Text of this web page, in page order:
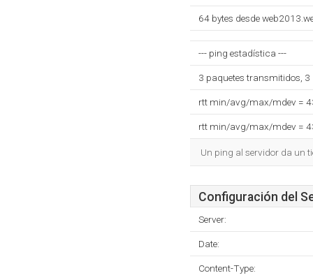
64 bytes desde
--- ping estadística ---
3 paquetes transmitidos,
rtt min/avg/max/mdev =
rtt min/avg/max/mdev =
Un ping al servidor da un
Configuración del
Server:
Date:
Content-Type: